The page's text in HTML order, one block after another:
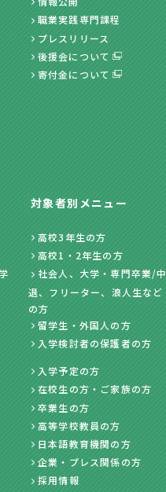
職業実践専門課程
プレスリリース
後援会について
寄付金について
対象者別メニュー
高校3年生の方
高校1・2年生の方
社会人、大学・専門卒業/中
退、フリーター、浪人生など
の方
留学生・外国人の方
入学検討者の保護者の方
入学予定の方
在校生の方・ご家族の方
卒業生の方
高等学校教員の方
日本語教育機関の方
企業・プレス関係の方
採用情報